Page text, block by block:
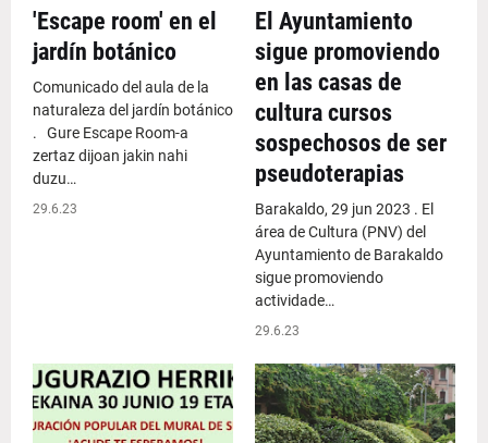
'Escape room' en el
jardín botánico
Comunicado del aula de la
naturaleza del jardín botánico
. Gure Escape Room-a
zertaz dijoan jakin nahi
duzu…
29.6.23
El Ayuntamiento
sigue promoviendo
en las casas de
cultura cursos
sospechosos de ser
pseudoterapias
Barakaldo, 29 jun 2023 . El
área de Cultura (PNV) del
Ayuntamiento de Barakaldo
sigue promoviendo
actividade…
29.6.23